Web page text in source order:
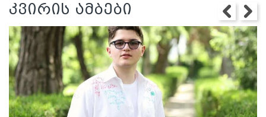
კვირის ამბები